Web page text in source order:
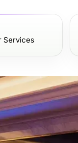
Services